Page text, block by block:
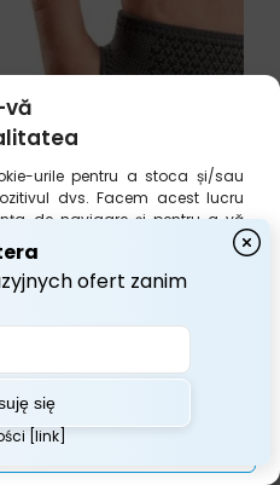
urile pentru a stoca și/sau
dvs. Facem acest lucru
de navigare și pentru a vă
Consimțământul pentru
să prelucrăm date precum
sau identificatorii unici de pe
sau retragerea
și funcționalități.
tot
opțiunile
încheieturii mâinii S